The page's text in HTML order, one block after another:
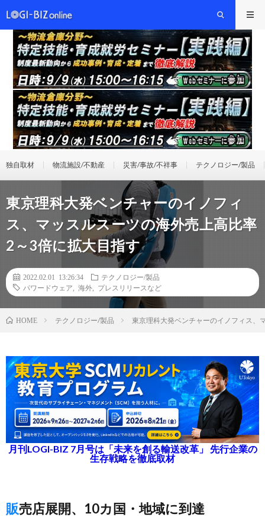
独自取材 物流施設/不動産 災害/事故/不祥事 テクノロジー/製品
東京理科大発ベンチャーのイノフィ
ス、マッスルスーツの海外売上高比率
2～3倍に拡大目指す
2022.02.01 13:26:34
テクノロジー/製品
パワードウェア
海外 プレスリリースなど
HOME テクノロジー/製品 東京理科大発ベンチャーのイノフィス、
月刊LOGI-BIZ 7月号は「未来を創る輸送改革」 先行企業の
生存戦略を徹底取材
販売店展開、10カ国・地域に到達